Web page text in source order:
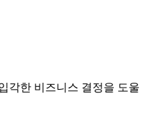
각한 비즈니스 결정을 도울